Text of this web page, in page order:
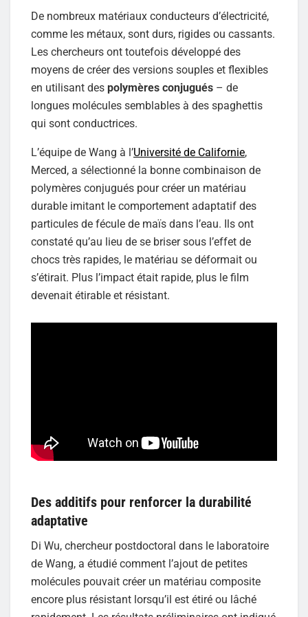
De nombreux matériaux conducteurs d’électricité,
comme les métaux, sont durs, rigides ou cassants.
Les chercheurs ont toutefois développé des
moyens de créer des versions souples et flexibles
en utilisant des polymères conjugués – de
longues molécules semblables à des spaghettis
qui sont conductrices.
L’équipe de Wang à l’Université de Californie,
Merced, a sélectionné la bonne combinaison de
polymères conjugués pour créer un matériau
durable imitant le comportement adaptatif des
particules de fécule de maïs dans l’eau. Ils ont
constaté qu’au lieu de se briser sous l’effet de
chocs très rapides, le matériau se déformait ou
s’étirait. Plus l’impact était rapide, plus le film
devenait étirable et résistant.
Des additifs pour renforcer la durabilité
adaptative
Di Wu, chercheur postdoctoral dans le laboratoire
de Wang, a étudié comment l’ajout de petites
molécules pouvait créer un matériau composite
encore plus résistant lorsqu’il est étiré ou lâché